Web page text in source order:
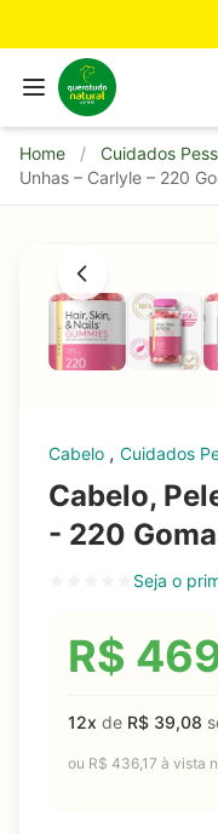
Home / Cuidados
Unhas – Carlyle – 220
Cabelo , Cuidados
Cabelo,
- 220
Seja o
R$
12x de R$ 39,08
ou R$ 436,17 à vista